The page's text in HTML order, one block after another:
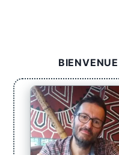
BIENVENUE